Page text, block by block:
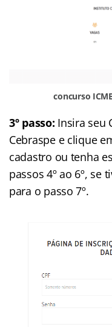
concurso
3º passo: Insira seu
Cebraspe e clique
cadastro ou tenha
passos 4º ao 6º, se
para o passo 7º.